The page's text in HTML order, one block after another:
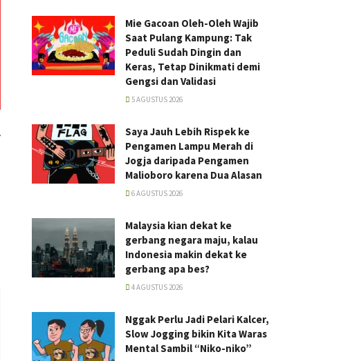
Mie Gacoan Oleh-Oleh Wajib
Saat Pulang Kampung: Tak
Peduli Sudah Dingin dan
Keras, Tetap Dinikmati demi
Gengsi dan Validasi
5 AGUSTUS 2026
Saya Jauh Lebih Rispek ke
Pengamen Lampu Merah di
Jogja daripada Pengamen
Malioboro karena Dua Alasan
6 AGUSTUS 2026
Malaysia kian dekat ke
gerbang negara maju, kalau
Indonesia makin dekat ke
gerbang apa bes?
4 AGUSTUS 2026
Nggak Perlu Jadi Pelari Kalcer,
Slow Jogging bikin Kita Waras
Mental Sambil “Niko-niko”